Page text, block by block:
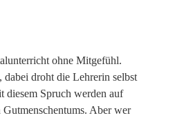
ohne Mitgefühl.
droht die Lehrerin selbst
Spruch werden auf
Aber wer